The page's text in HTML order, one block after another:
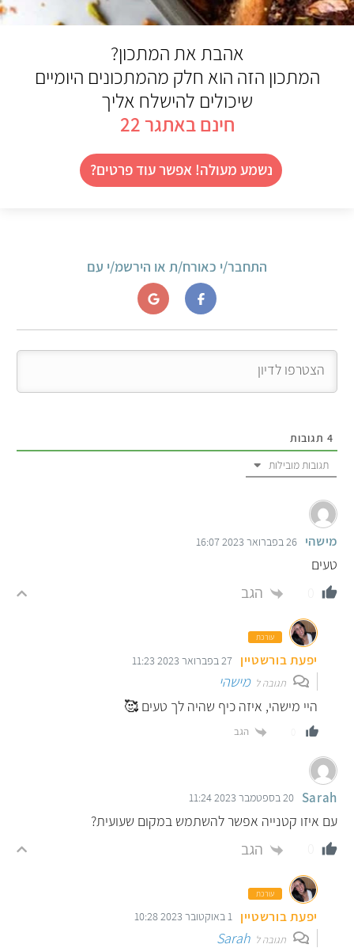
אהבת את המתכון?
המתכון הזה הוא חלק מהמתכונים היומיים
שיכולים להישלח אליך
חינם באתגר 22
נשמע מעולה! אפשר עוד פרטים?
התחבר/י כאורח/ת או הירשמ/י עם
4 תגובות
תגובות מובילות
מישהי 26 בפברואר 2023 16:07
טעים
הגב
עורכת
יפעת בורשטיין 27 בפברואר 2023 11:23
תגובה למישהי
היי מישהי, איזה כיף שהיה לך טעים 🥰
הגב
Sarah 20 בספטמבר 2023 11:24
עם איזו קטנייה אפשר להשתמש במקום שעועית?
הגב
עורכת
יפעת בורשטיין 1 באוקטובר 2023 10:28
תגובה ל Sarah